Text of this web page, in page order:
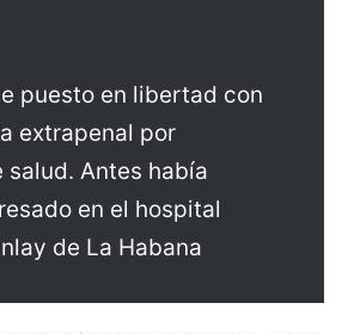
puesto en libertad con
extrapenal por
salud. Antes había
en el hospital
de La Habana